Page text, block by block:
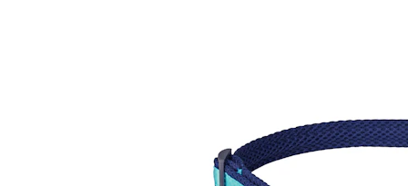
Snacks